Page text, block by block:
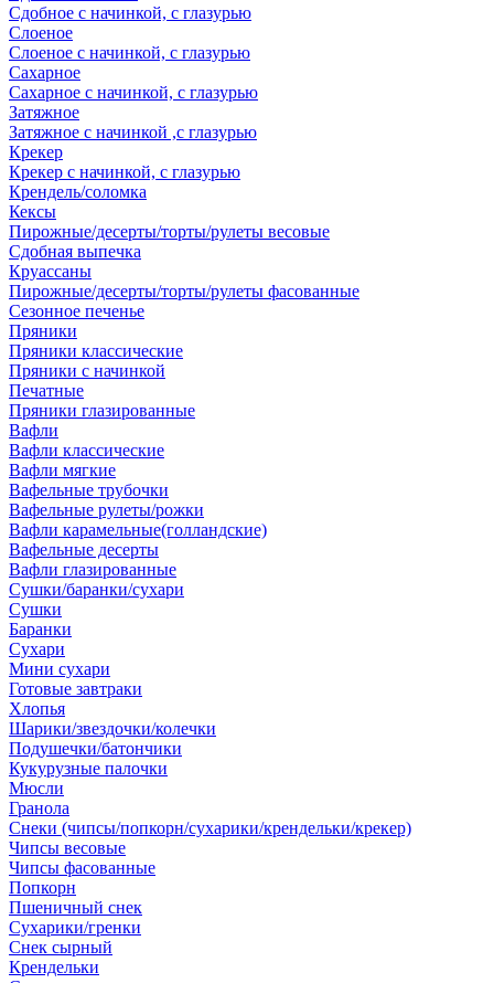
Сдобное с начинкой, с глазурью
Слоеное
Слоеное с начинкой, с глазурью
Сахарное
Сахарное с начинкой, с глазурью
Затяжное
Затяжное с начинкой ,с глазурью
Крекер
Крекер с начинкой, с глазурью
Крендель/соломка
Кексы
Пирожные/десерты/торты/рулеты весовые
Сдобная выпечка
Круассаны
Пирожные/десерты/торты/рулеты фасованные
Сезонное печенье
Пряники
Пряники классические
Пряники с начинкой
Печатные
Пряники глазированные
Вафли
Вафли классические
Вафли мягкие
Вафельные трубочки
Вафельные рулеты/рожки
Вафли карамельные(голландские)
Вафельные десерты
Вафли глазированные
Сушки/баранки/сухари
Сушки
Баранки
Сухари
Мини сухари
Готовые завтраки
Хлопья
Шарики/звездочки/колечки
Подушечки/батончики
Кукурузные палочки
Мюсли
Гранола
Снеки (чипсы/попкорн/сухарики/крендельки/крекер)
Чипсы весовые
Чипсы фасованные
Попкорн
Пшеничный снек
Сухарики/гренки
Снек сырный
Крендельки